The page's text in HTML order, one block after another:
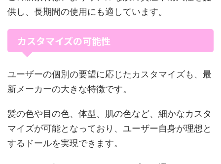
供し、長期間の使用にも適しています。
カスタマイズの可能性
ユーザーの個別の要望に応じたカスタマイズも、最
新メーカーの大きな特徴です。
髪の色や目の色、体型、肌の色など、細かなカスタ
マイズが可能となっており、ユーザー自身が理想と
するドールを実現できます。